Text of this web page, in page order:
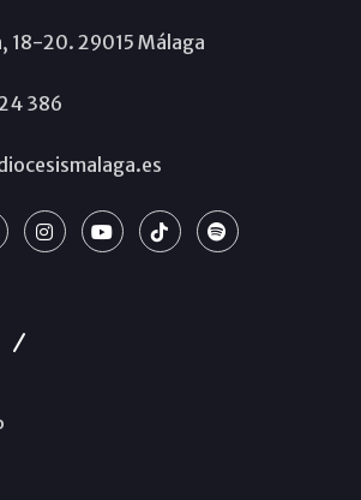
18-20. 29015 Málaga
386